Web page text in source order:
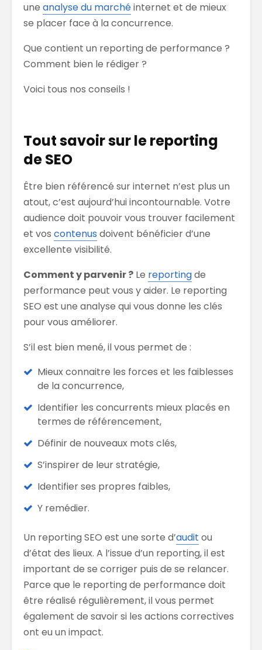
une analyse du marchéinternet et de mieux
se placer face à la concurrence.
Que contient un reporting de performance ?
Comment bien le rédiger ?
Voici tous nos conseils !
Tout savoir sur le reporting
de SEO
Être bien référencé sur internet n’est plus un
atout, c’est aujourd’hui incontournable. Votre
audience doit pouvoir vous trouver facilement
et vos contenus doivent bénéficier d’une
excellente visibilité.
Comment y parvenir ? Le reportingde
performance peut vous y aider. Le reporting
SEO est une analyse qui vous donne les clés
pour vous améliorer.
S’il est bien mené, il vous permet de :
Mieux connaitre les forces et les faiblesses
de la concurrence,
Identifier les concurrents mieux placés en
termes de référencement,
Définir de nouveaux mots clés,
S’inspirer de leur stratégie,
Identifier ses propres faibles,
Y remédier.
Un reporting SEO est une sorte d’audit ou
d’état des lieux. A l’issue d’un reporting, il est
important de se corriger puis de se relancer.
Parce que le reporting de performance doit
être réalisé régulièrement, il vous permet
également de savoir si les actions correctives
ont eu un impact.